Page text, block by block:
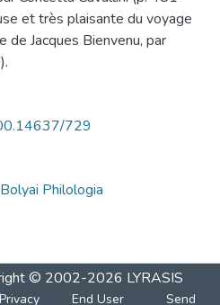
et très plaisante du voyage
de Jacques Bienvenu, par
729
Philologia
© 2002-2026 LYRASIS
Privacy End User Send